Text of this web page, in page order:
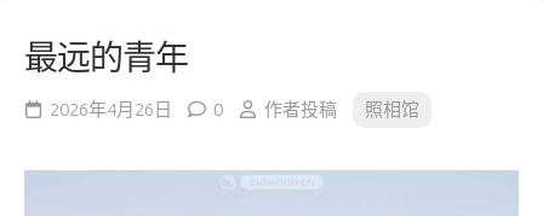
最远的青年
2026年4月26日 0 作者投稿 照相馆